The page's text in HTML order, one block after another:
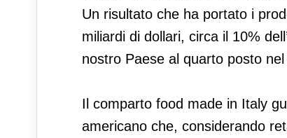
Un risultato che ha portato i
miliardi di dollari, circa il 10%
nostro Paese al quarto posto
Il comparto food made in Italy
americano che, considerando